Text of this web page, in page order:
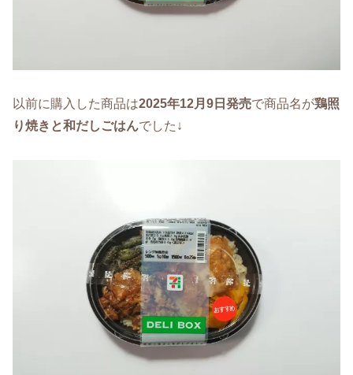
以前に購入した商品は2025年12月9日発売で商品名が鶏照
り焼きと和だしごはんでした↓